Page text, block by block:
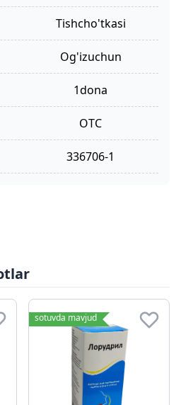
tishcho'tkasi
og'izuchun
1dona
OTC
336706-1
sotuvda mavjud